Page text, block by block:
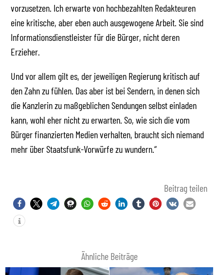
vorzusetzen. Ich erwarte von hochbezahlten Redakteuren
eine kritische, aber eben auch ausgewogene Arbeit. Sie sind
Informationsdienstleister für die Bürger, nicht deren
Erzieher.
Und vor allem gilt es, der jeweiligen Regierung kritisch auf
den Zahn zu fühlen. Das aber ist bei Sendern, in denen sich
die Kanzlerin zu maßgeblichen Sendungen selbst einladen
kann, wohl eher nicht zu erwarten. So, wie sich die vom
Bürger finanzierten Medien verhalten, braucht sich niemand
mehr über Staatsfunk-Vorwürfe zu wundern.“
Beitrag teilen
Ähnliche Beiträge